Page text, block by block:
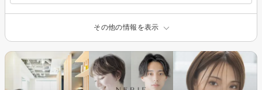
その他の情報を表示